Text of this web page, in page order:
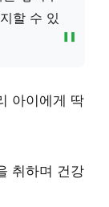
할 수 있
아이에게 딱
취하며 건강